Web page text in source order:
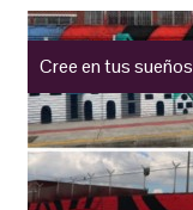
Cree en tus sueños